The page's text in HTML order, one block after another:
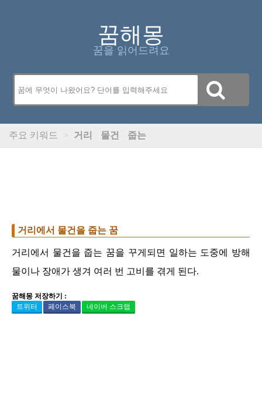
꿈해몽
꿈을 읽어드려요
주요 키워드 > 거리 물건 줍는
거리에서 물건을 줍는 꿈
거리에서 물건을 줍는 꿈을 꾸게되면 일하는 도중에 방해
물이나 장애가 생겨 여러 번 고비를 겪게 된다.
꿈해몽 저장하기 :
트위터
페이스북 네이버 스크랩